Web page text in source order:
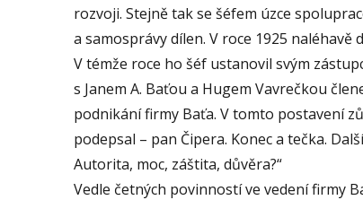
rozvoji. Stejně tak se šéfem úzce
a samosprávy dílen. V roce 1925
V témže roce ho šéf ustanovil svým
s Janem A. Baťou a Hugem Vavrečkou
podnikání firmy Baťa. V tomto postavení
podepsal – pan Čipera. Konec a tečka.
Autorita, moc, záštita, důvěra?“
Vedle četných povinností ve vedení firmy